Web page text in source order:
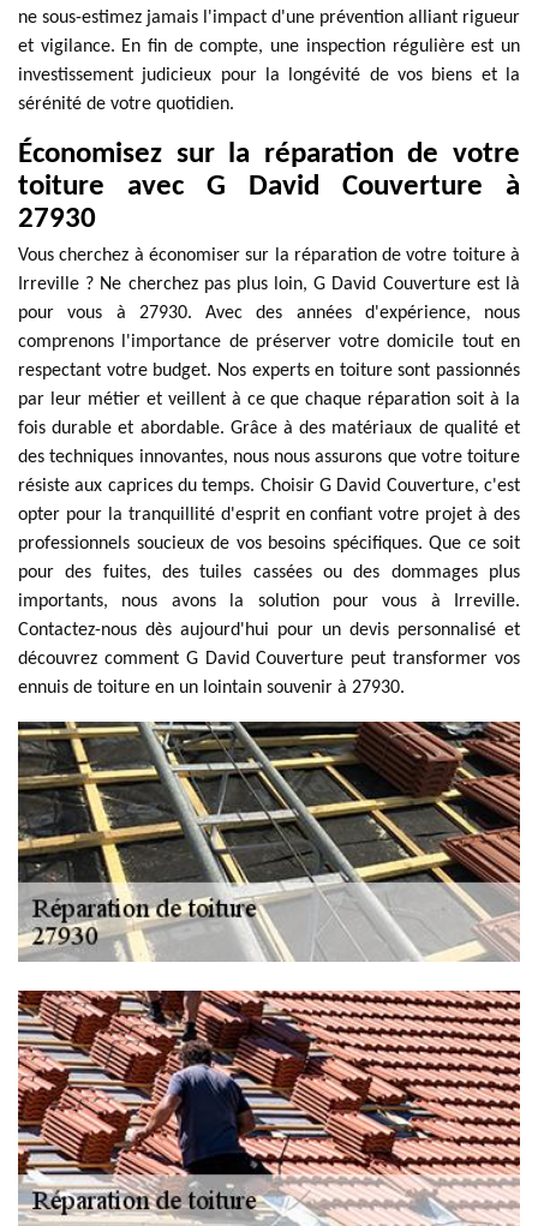
ne sous-estimez jamais l'impact d'une prévention alliant rigueur
et vigilance. En fin de compte, une inspection régulière est un
investissement judicieux pour la longévité de vos biens et la
sérénité de votre quotidien.
Économisez sur la réparation de votre
toiture avec G David Couverture à
27930
Vous cherchez à économiser sur la réparation de votre toiture à
Irreville ? Ne cherchez pas plus loin, G David Couverture est là
pour vous à 27930. Avec des années d'expérience, nous
comprenons l'importance de préserver votre domicile tout en
respectant votre budget. Nos experts en toiture sont passionnés
par leur métier et veillent à ce que chaque réparation soit à la
fois durable et abordable. Grâce à des matériaux de qualité et
des techniques innovantes, nous nous assurons que votre toiture
résiste aux caprices du temps. Choisir G David Couverture, c'est
opter pour la tranquillité d'esprit en confiant votre projet à des
professionnels soucieux de vos besoins spécifiques. Que ce soit
pour des fuites, des tuiles cassées ou des dommages plus
importants, nous avons la solution pour vous à Irreville.
Contactez-nous dès aujourd'hui pour un devis personnalisé et
découvrez comment G David Couverture peut transformer vos
ennuis de toiture en un lointain souvenir à 27930.